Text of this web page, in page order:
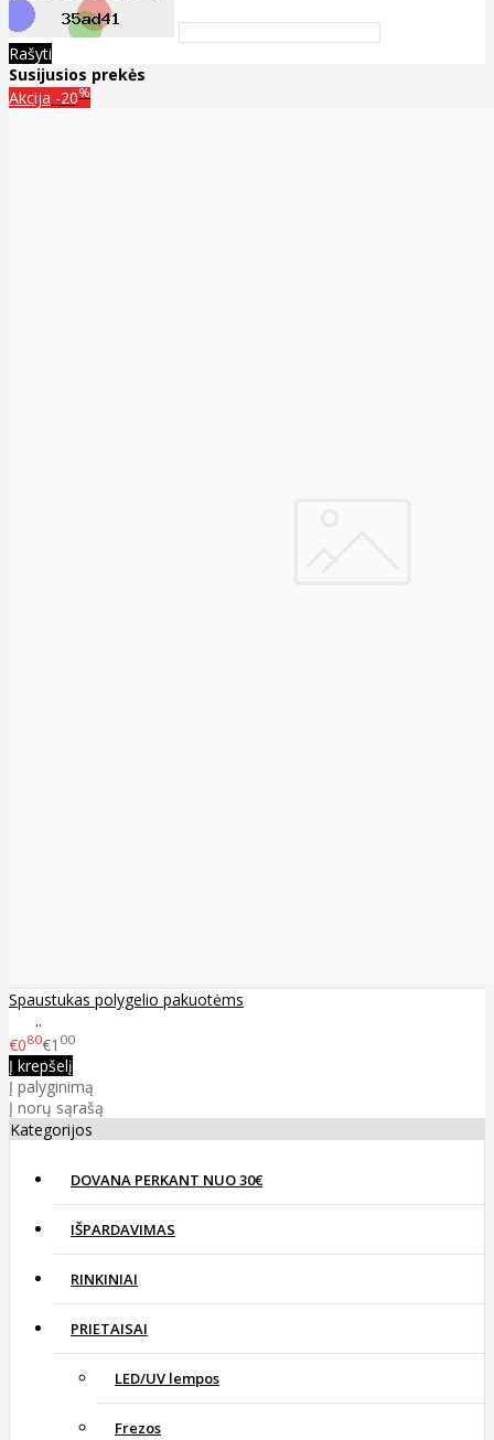
Rašyti
Susijusios prekės
Akcija -20%
Spaustukas polygelio pakuotėms
..
€080€1 00
Į krepšelį
Į palyginimą
Į norų sąrašą
Kategorijos
DOVANA PERKANT NUO 30€
IŠPARDAVIMAS
RINKINIAI
PRIETAISAI
LED/UV lempos
Frezos